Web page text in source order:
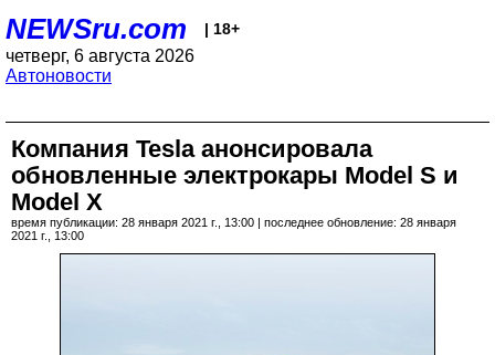
NEWSru.com | 18+
четверг, 6 августа 2026
Автоновости
Компания Tesla анонсировала
обновленные электрокары Model S и
Model X
время публикации: 28 января 2021 г., 13:00 | последнее обновление: 28 января
2021 г., 13:00